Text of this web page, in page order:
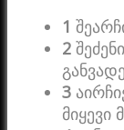
1
2
3
მიყევი